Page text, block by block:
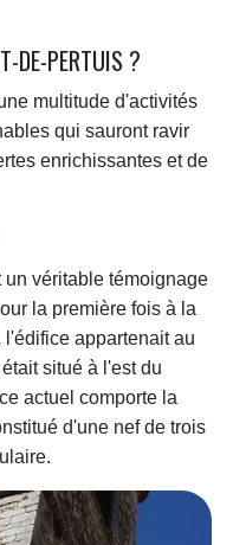
DE-PERTUIS ?
multitude d'activités
qui sauront ravir
enrichissantes et de
véritable témoignage
la première fois à la
appartenait au
situé à l'est du
actuel comporte la
d'une nef de trois